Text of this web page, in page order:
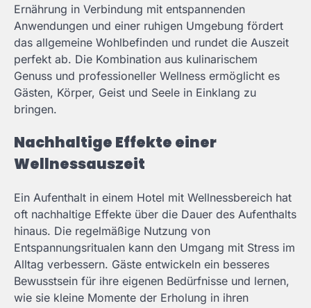
Ernährung in Verbindung mit entspannenden
Anwendungen und einer ruhigen Umgebung fördert
das allgemeine Wohlbefinden und rundet die Auszeit
perfekt ab. Die Kombination aus kulinarischem
Genuss und professioneller Wellness ermöglicht es
Gästen, Körper, Geist und Seele in Einklang zu
bringen.
Nachhaltige Effekte einer
Wellnessauszeit
Ein Aufenthalt in einem Hotel mit Wellnessbereich hat
oft nachhaltige Effekte über die Dauer des Aufenthalts
hinaus. Die regelmäßige Nutzung von
Entspannungsritualen kann den Umgang mit Stress im
Alltag verbessern. Gäste entwickeln ein besseres
Bewusstsein für ihre eigenen Bedürfnisse und lernen,
wie sie kleine Momente der Erholung in ihren